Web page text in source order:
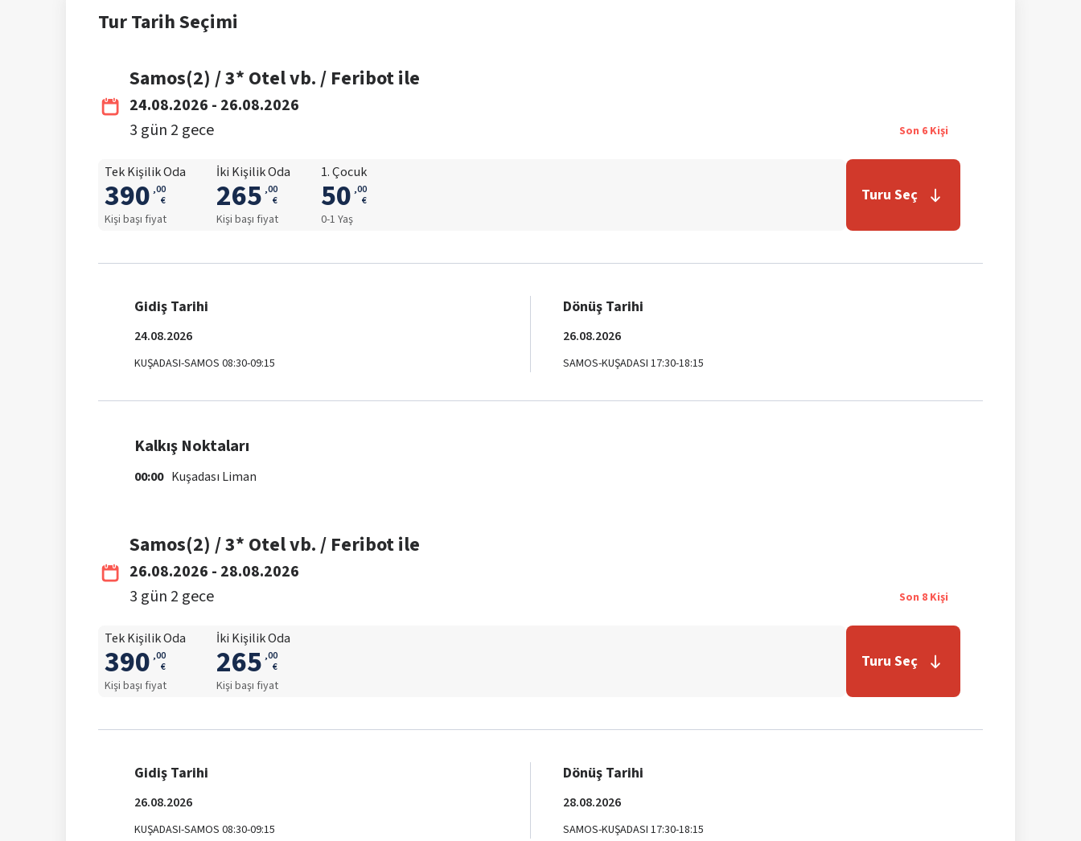
TurTarih Seçimi
Samos(2) / 3* Otel vb. / Feribot ile
24.08.2026 - 26.08.2026
3 gün 2 gece Son 6 Kişi
Tek Kişilik Oda
390 ,00
€
Kişi başı fiyat
İki Kişilik Oda
265 ,00
€
Kişi başı fiyat
1. Çocuk
50 ,00
€
0-1 Yaş
Turu Seç
Gidiş Tarihi
24.08.2026
KUŞADASI-SAMOS 08:30-09:15
Dönüş Tarihi
26.08.2026
SAMOS-KUŞADASI 17:30-18:15
Kalkış Noktaları
00:00 Kuşadası Liman
Samos(2) / 3* Otel vb. / Feribot ile
26.08.2026 - 28.08.2026
3 gün 2 gece Son 8 Kişi
Tek Kişilik Oda
390 ,00
€
Kişi başı fiyat
İki Kişilik Oda
265 ,00
€
Kişi başı fiyat
Turu Seç
Gidiş Tarihi
26.08.2026
KUŞADASI-SAMOS 08:30-09:15
Dönüş Tarihi
28.08.2026
SAMOS-KUŞADASI 17:30-18:15